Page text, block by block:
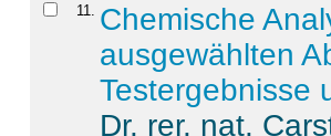
11
Chemische
ausgewählten
Testergebnisse
Dr. rer. nat.